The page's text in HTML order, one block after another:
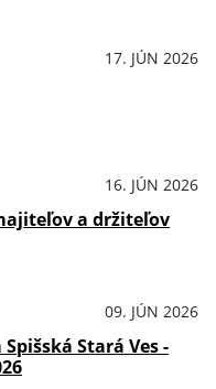
17. JÚN 2026
16. JÚN 2026
a držiteľov
09. JÚN 2026
Stará Ves -